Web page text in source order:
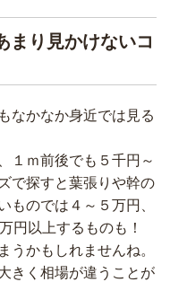
まり見かけないコ
なかなか身近では見る
１ｍ前後でも５千円～
で探すと葉張りや幹の
のでは４～５万円、
円以上するものも！
かもしれませんね。
きく相場が違うことが